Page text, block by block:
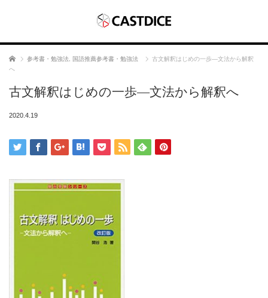
ホーム 参考書・勉強法 国語推薦参考書・勉強法
古文解釈はじめの一歩―文法から解釈
へ
古文解釈はじめの一歩―文法から解釈へ
2020.4.19